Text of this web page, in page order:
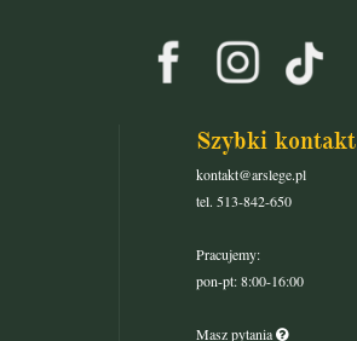
Szybki kontakt
kontakt@arslege.pl
tel. 513-842-650
Pracujemy:
pon-pt: 8:00-16:00
Masz pytania